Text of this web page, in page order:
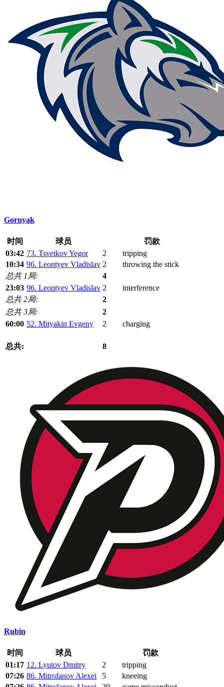
Gornyak
时间 球员
罚款
03:42 73. Tsvetkov Yegor 2
tripping
10:34 96. Leontyev Vladislav 2
throwing the stick
总共 1局:
4
23:03 96. Leontyev Vladislav 2
interference
总共 2局:
2
总共 3局:
2
60:00 52. Mityakin Evgeny 2 charging
总共: 8
Rubin
时间 球员
罚款
01:17 12. Lyutov Dmitry 2
tripping
07:26 86. Mitrofanov Alexei 5
kneeing